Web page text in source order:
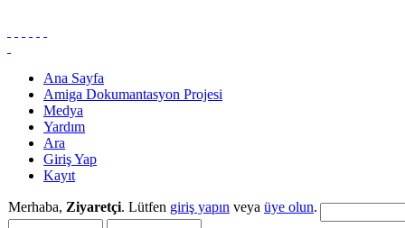
Ana Sayfa
Amiga Dokumantasyon Projesi
Medya
Yardım
Ara
Giriş Yap
Kayıt
Merhaba, Ziyaretçi. Lütfen giriş yapın veya üye olun.